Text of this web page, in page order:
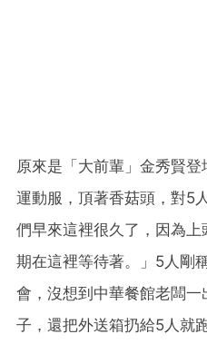
原來是「大前輩」金秀賢
運動服，頂著香菇頭，對5
們早來這裡很久了，因為
期在這裡等待著。」5人剛
會，沒想到中華餐館老闆
子，還把外送箱扔給5人就